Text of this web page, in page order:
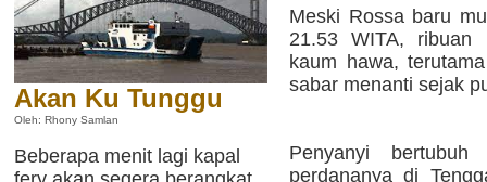
Akan Ku Tunggu
Oleh: Rhony Samlan
Beberapa menit lagi kapal
Meski Rossa baru
21.53 WITA, ribuan
kaum hawa,
sabar menanti sejak
Penyanyi
perdananya di